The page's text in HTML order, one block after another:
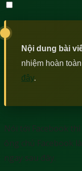
Nội dung bài
nhiệm hoàn
đây.
Nói tới Facebook
ông chủ Facebook
ngay sau đây.